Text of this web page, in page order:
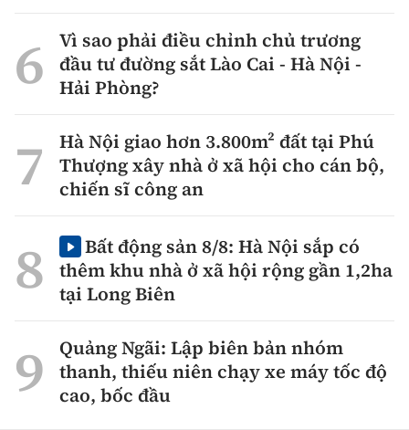
Vì sao phải điều chỉnh chủ trương
đầu tư đường sắt Lào Cai - Hà Nội -
Hải Phòng?
Hà Nội giao hơn 3.800m² đất tại Phú
Thượng xây nhà ở xã hội cho cán bộ,
chiến sĩ công an
Bất động sản 8/8: Hà Nội sắp có
thêm khu nhà ở xã hội rộng gần 1,2ha
tại Long Biên
Quảng Ngãi: Lập biên bản nhóm
thanh, thiếu niên chạy xe máy tốc độ
cao, bốc đầu